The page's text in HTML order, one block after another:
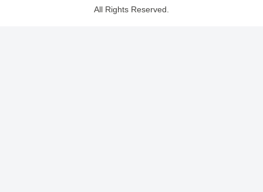
All Rights Reserved.